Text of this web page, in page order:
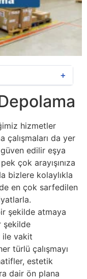
＋
hizmetler
çalışmaları da yer
edilir eşya
çok arayışınıza
bizlere kolaylıkla
en çok sarfedilen
şekilde atmaya
şekilde
ile vakit
türlü çalışmayı
estetik
dair ön plana